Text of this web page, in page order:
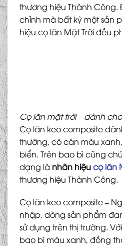
thương hiệu Thành
chỉnh mà bất kỳ một sản
hiệu cọ lăn Mặt Trời đều
Cọ lăn mặt trời – dành
Cọ lăn keo composite
thường, có cán màu
biển. Trên bao bì cũng
dạng là nhãn hiệucọ lăn
thương hiệu Thành Công.
Cọ lăn keo composite –
nhập, dòng sản phẩm
sử dụng trên thị trường.
bao bì màu xanh, đồng